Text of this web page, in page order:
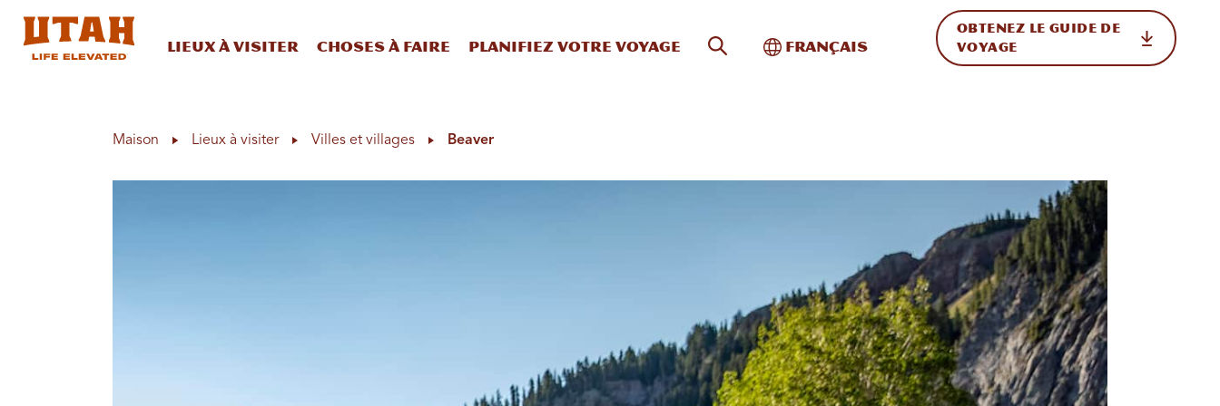
Lieux à visiter Choses à faire Planifiez votre voyage Recherche sur le site
Basculer vers l'international
Français
OBTENEZ LE GUIDE DE
VOYAGE
Maison Lieux à visiter Villes et villages Beaver